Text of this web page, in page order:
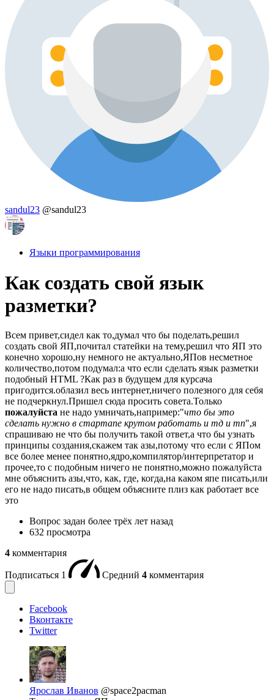
sandul23 @sandul23
Языки программирования
Как создать свой язык
разметки?
Всем привет,сидел как то,думал что бы поделать,решил
создать свой ЯП,почитал статейки на тему,решил что ЯП это
конечно хорошо,ну немного не актуально,ЯПов несметное
количество,потом подумал:а что если сделать язык разметки
подобный HTML ?Как раз в будущем для курсача
пригодится.облазил весь интернет,ничего полезного для себя
не подчеркнул.Пришел сюда просить совета.Только
пожалуйста не надо умничать,например:"что бы это
сделать нужно в стартапе крутом работать и тд и тп",я
спрашиваю не что бы получить такой ответ,а что бы узнать
принципы создания,скажем так азы,потому что если с ЯПом
все более менее понятно,ядро,компилятор/интерпретатор и
прочее,то с подобным ничего не понятно,можно пожалуйста
мне объяснить азы,что, как, где, когда,на каком япе писать,или
его не надо писать,в общем объясните плиз как работает все
это
Вопрос задан более трёх лет назад
632 просмотра
4 комментария
Подписаться 1 Средний 4 комментария
Facebook
Вконтакте
Twitter
Ярослав Иванов @space2pacman